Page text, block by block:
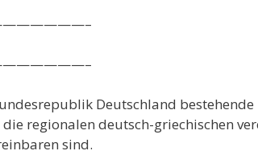
Deutschland
regionalen deutsch-griechischen
sind.